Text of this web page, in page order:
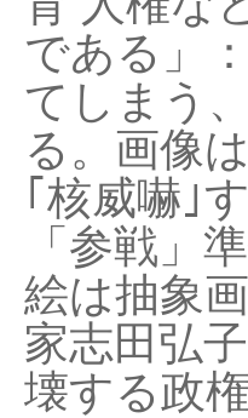
である」
てしまう
る。画像
｢核威嚇｣
「参戦」
絵は抽象
家志田弘
壊する政